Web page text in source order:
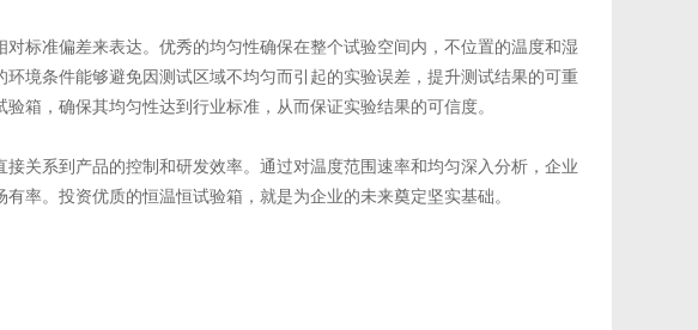
标准偏差来表达。优秀的均匀性确保在整个试验空间内，不位置的温度和湿
境条件能够避免因测试区域不均匀而引起的实验误差，提升测试结果的可重
箱，确保其均匀性达到行业标准，从而保证实验结果的可信度。
关系到产品的控制和研发效率。通过对温度范围速率和均匀深入分析，企业
率。投资优质的恒温恒试验箱，就是为企业的未来奠定坚实基础。